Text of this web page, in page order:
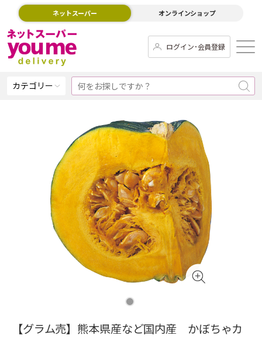
ネットスーパー オンラインショップ
ログイン･会員登録
カテゴリー
【グラム売】熊本県産など国内産 かぼちゃカ